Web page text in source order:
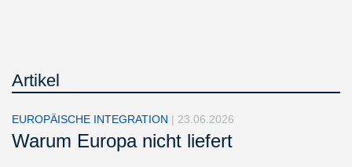
Artikel
EUROPÄISCHE INTEGRATION | 23.06.2026
Warum Europa nicht liefert